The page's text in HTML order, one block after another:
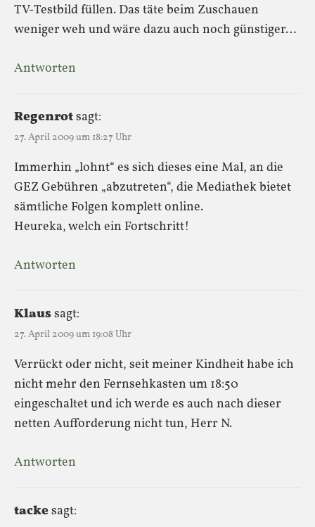
TV-Testbild füllen. Das täte beim Zuschauen
weniger weh und wäre dazu auch noch günstiger…
Antworten
Regenrotsagt:
27. April 2009 um 18:27 Uhr
Immerhin „lohnt“ es sich dieses eine Mal, an die
GEZ Gebühren „abzutreten“, die Mediathek bietet
sämtliche Folgen komplett online.
Heureka, welch ein Fortschritt!
Antworten
Klaussagt:
27. April 2009 um 19:08 Uhr
Verrückt oder nicht, seit meiner Kindheit habe ich
nicht mehr den Fernsehkasten um 18:50
eingeschaltet und ich werde es auch nach dieser
netten Aufforderung nicht tun, Herr N.
Antworten
tackesagt: